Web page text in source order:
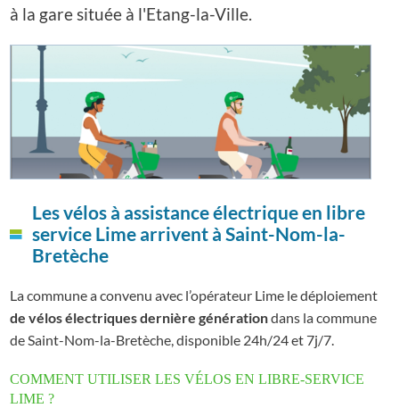
à la gare située à l'Etang-la-Ville.
Les vélos à assistance électrique en libre
service Lime arrivent à Saint-Nom-la-
Bretèche
La commune a convenu avec l’opérateur Lime le déploiement
de vélos électriques dernière générationdans la commune
de Saint-Nom-la-Bretèche, disponible 24h/24 et 7j/7.
COMMENT UTILISER LES VÉLOS EN LIBRE-SERVICE
LIME ?